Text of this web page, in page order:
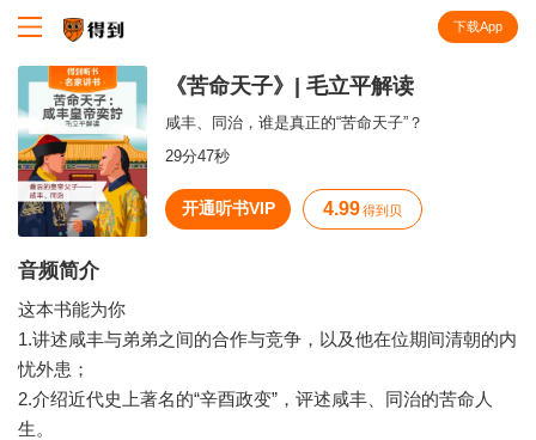
下载App
《苦命天子》| 毛立平解读
咸丰、同治，谁是真正的“苦命天子”？
29分47秒
开通听书VIP 4.99 得到贝
音频简介
这本书能为你
1.讲述咸丰与弟弟之间的合作与竞争，以及他在位期间清朝的内
忧外患；
2.介绍近代史上著名的“辛酉政变”，评述咸丰、同治的苦命人
生。